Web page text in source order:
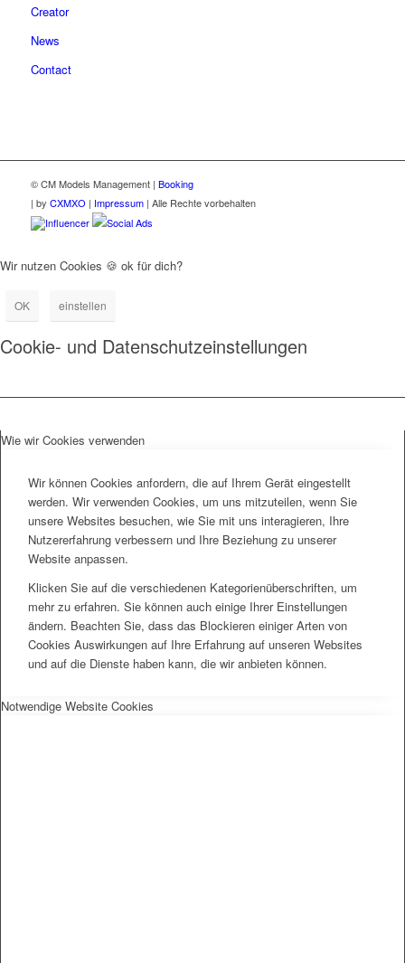
Creator
News
Contact
© CM Models Management | Booking
| by CXMXO | Impressum| Alle Rechte vorbehalten
Influencer
Social Ads
Wir nutzen Cookies 🍪 ok für dich?
OK einstellen
Cookie- und Datenschutzeinstellungen
Wie wir Cookies verwenden
Wir können Cookies anfordern, die auf Ihrem Gerät eingestellt
werden. Wir verwenden Cookies, um uns mitzuteilen, wenn Sie
unsere Websites besuchen, wie Sie mit uns interagieren, Ihre
Nutzererfahrung verbessern und Ihre Beziehung zu unserer
Website anpassen.
Klicken Sie auf die verschiedenen Kategorienüberschriften, um
mehr zu erfahren. Sie können auch einige Ihrer Einstellungen
ändern. Beachten Sie, dass das Blockieren einiger Arten von
Cookies Auswirkungen auf Ihre Erfahrung auf unseren Websites
und auf die Dienste haben kann, die wir anbieten können.
Notwendige Website Cookies